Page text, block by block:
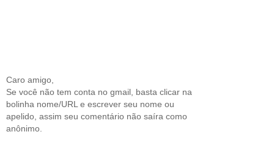
Caro amigo,
Se você não tem conta no gmail, basta clicar na
bolinha nome/URL e escrever seu nome ou
apelido, assim seu comentário não saíra como
anônimo.